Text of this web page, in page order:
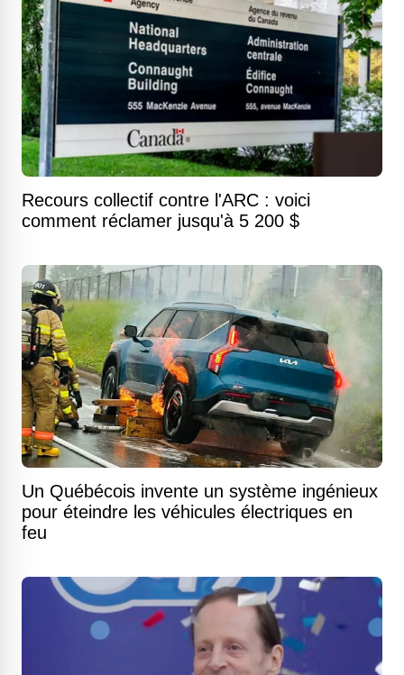
Recours collectif contre l'ARC : voici
comment réclamer jusqu'à 5 200 $
Un Québécois invente un système ingénieux
pour éteindre les véhicules électriques en
feu